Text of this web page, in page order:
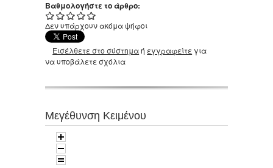
Βαθμολογήστε το άρθρο:
Δεν υπάρχουν ακόμα ψήφοι
Εισέλθετε στο σύστημαή εγγραφείτε για
να υποβάλετε σχόλια
Μεγέθυνση Κειμένου